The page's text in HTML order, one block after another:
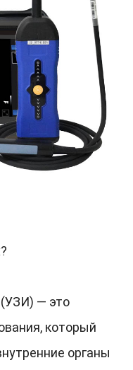
?
(УЗИ) — это
, который
органы